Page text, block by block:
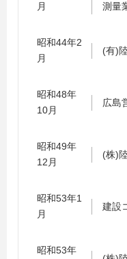
月
測量
昭和44年2
月
(有)
昭和48年
10月
広島
昭和49年
12月
(株)
昭和53年1
月
建設
昭和53年